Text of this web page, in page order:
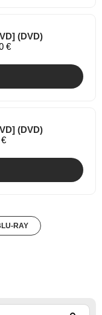
(DVD)
€
(DVD)
RAY